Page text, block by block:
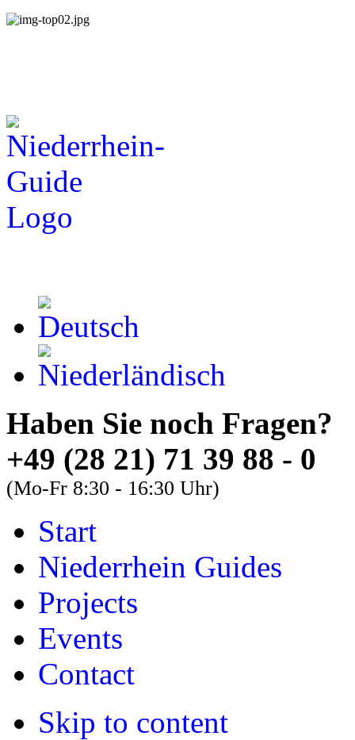
Haben Sie noch
+49 (28 21) 71 39 88 - 0
(Mo-Fr 8:30 - 16:30 Uhr)
Start
Niederrhein Guides
Projects
Events
Contact
Skip to content
Guides FAQs
Font Size
Increase font size
Decrease font size
Default font size